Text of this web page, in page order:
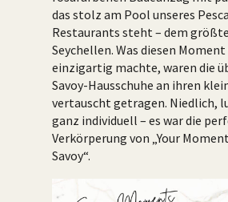
das stolz am Pool unseres
Restaurants steht – dem
Seychellen. Was diesen Moment
einzigartig machte, waren die
Savoy-Hausschuhe an ihren
vertauscht getragen. Niedlich,
ganz individuell – es war die
Verkörperung von „Your
Savoy“.